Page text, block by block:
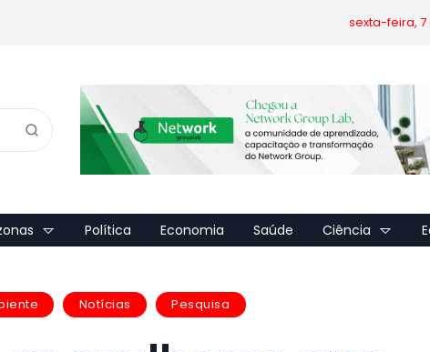
sexta-feira, 7
Política Economia Saúde Ciência
Notícias Pesquisa